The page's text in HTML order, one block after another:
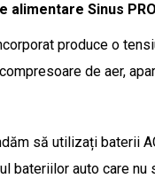
alimentare Sinus
produce o
de aer,
să utilizați baterii
bateriilor auto care